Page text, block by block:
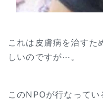
これは皮膚病を治すた
しいのですが⋯。
このNPOが行なって